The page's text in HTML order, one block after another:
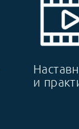
и